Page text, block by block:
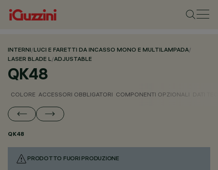
INTERNI/LUCI E FARETTI DA INCASSO MONO E MULTILAMPADA/
LASER BLADE L/ADJUSTABLE
QK48
COLORE ACCESSORI OBBLIGATORI COMPONENTI OPZIONALI
QK48
PRODOTTO FUORI PRODUZIONE